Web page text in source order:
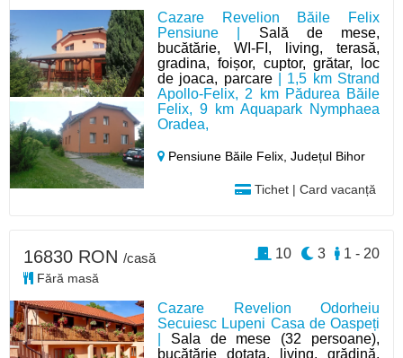
Cazare Revelion Băile Felix
Pensiune | Sală de mese,
bucătărie, WI-FI, living, terasă,
gradina, foișor, cuptor, grătar, loc
de joaca, parcare| 1,5 km Strand
Apollo-Felix, 2 km Pădurea Băile
Felix, 9 km Aquapark Nymphaea
Oradea,
Pensiune Băile Felix,Județul Bihor
Tichet | Card vacanță
Cazare Revelion Odorheiu
Secuiesc Lupeni Casa de Oaspeți
Sala de mese (32 persoane),
bucătărie dotata, living, grădină,
16830 RON /casă
Fără masă
1 - 20
3
10